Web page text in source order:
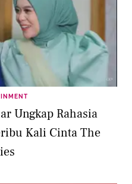
Ungkap Rahasia
Kali Cinta The